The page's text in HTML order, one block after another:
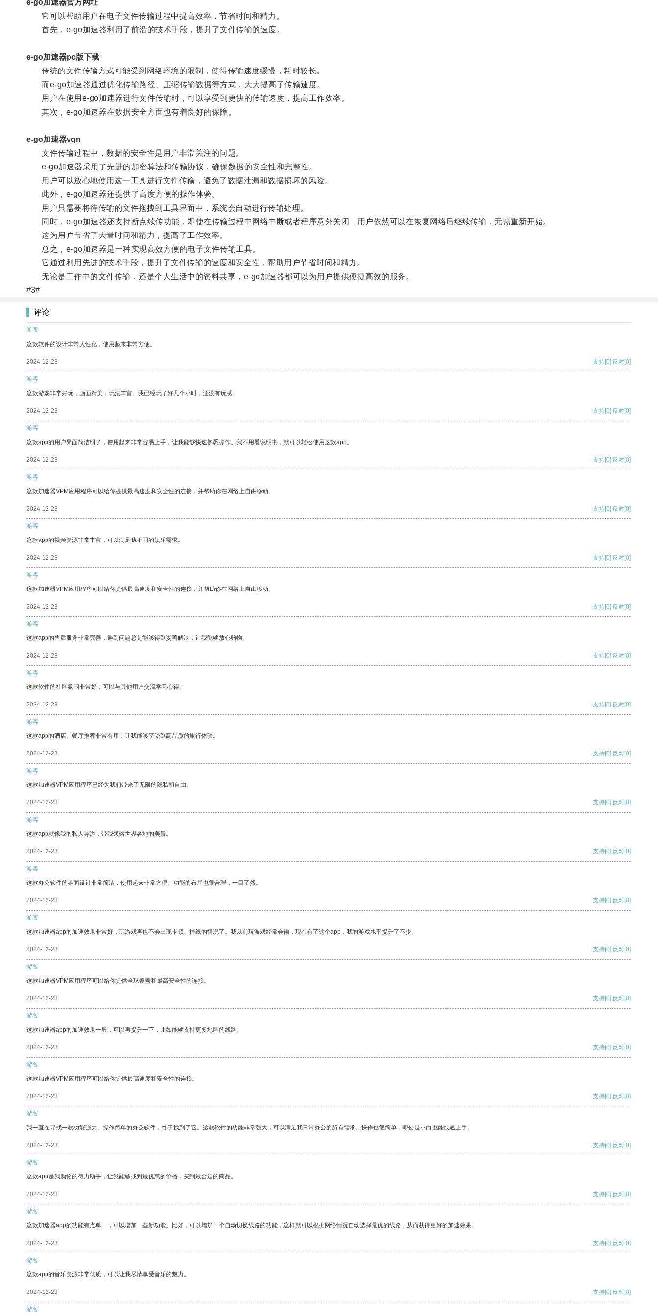
e-go加速器官方网址
它可以帮助用户在电子文件传输过程中提高效率，节省时间和精力。
首先，e-go加速器利用了前沿的技术手段，提升了文件传输的速度。
e-go加速器pc版下载
传统的文件传输方式可能受到网络环境的限制，使得传输速度缓慢，耗时较长。
而e-go加速器通过优化传输路径、压缩传输数据等方式，大大提高了传输速度。
用户在使用e-go加速器进行文件传输时，可以享受到更快的传输速度，提高工作效率。
其次，e-go加速器在数据安全方面也有着良好的保障。
e-go加速器vqn
文件传输过程中，数据的安全性是用户非常关注的问题。
e-go加速器采用了先进的加密算法和传输协议，确保数据的安全性和完整性。
用户可以放心地使用这一工具进行文件传输，避免了数据泄漏和数据损坏的风险。
此外，e-go加速器还提供了高度方便的操作体验。
用户只需要将待传输的文件拖拽到工具界面中，系统会自动进行传输处理。
同时，e-go加速器还支持断点续传功能，即使在传输过程中网络中断或者程序意外关闭，用户依然可以在恢复网络后继续传输，无需重新开始。
这为用户节省了大量时间和精力，提高了工作效率。
总之，e-go加速器是一种实现高效方便的电子文件传输工具。
它通过利用先进的技术手段，提升了文件传输的速度和安全性，帮助用户节省时间和精力。
无论是工作中的文件传输，还是个人生活中的资料共享，e-go加速器都可以为用户提供便捷高效的服务。
#3#
评论
游客
这款软件的设计非常人性化，使用起来非常方便。
2024-12-23 支持[0] 反对[0]
游客
这款游戏非常好玩，画面精美，玩法丰富。我已经玩了好几个小时，还没有玩腻。
2024-12-23 支持[0] 反对[0]
游客
这款app的用户界面简洁明了，使用起来非常容易上手，让我能够快速熟悉操作。我不用看说明书，就可以轻松使用这款app。
2024-12-23 支持[0] 反对[0]
游客
这款加速器VPM应用程序可以给你提供最高速度和安全性的连接，并帮助你在网络上自由移动。
2024-12-23 支持[0] 反对[0]
游客
这款app的视频资源非常丰富，可以满足我不同的娱乐需求。
2024-12-23 支持[0] 反对[0]
游客
这款加速器VPM应用程序可以给你提供最高速度和安全性的连接，并帮助你在网络上自由移动。
2024-12-23 支持[0] 反对[0]
游客
这款app的售后服务非常完善，遇到问题总是能够得到妥善解决，让我能够放心购物。
2024-12-23 支持[0] 反对[0]
游客
这款软件的社区氛围非常好，可以与其他用户交流学习心得。
2024-12-23 支持[0] 反对[0]
游客
这款app的酒店、餐厅推荐非常有用，让我能够享受到高品质的旅行体验。
2024-12-23 支持[0] 反对[0]
游客
这款加速器VPM应用程序已经为我们带来了无限的隐私和自由。
2024-12-23 支持[0] 反对[0]
游客
这款app就像我的私人导游，带我领略世界各地的美景。
2024-12-23 支持[0] 反对[0]
游客
这款办公软件的界面设计非常简洁，使用起来非常方便。功能的布局也很合理，一目了然。
2024-12-23 支持[0] 反对[0]
游客
这款加速器app的加速效果非常好，玩游戏再也不会出现卡顿、掉线的情况了。我以前玩游戏经常会输，现在有了这个app，我的游戏水平提升了不少。
2024-12-23 支持[0] 反对[0]
游客
这款加速器VPM应用程序可以给你提供全球覆盖和最高安全性的连接。
2024-12-23 支持[0] 反对[0]
游客
这款加速器app的加速效果一般，可以再提升一下，比如能够支持更多地区的线路。
2024-12-23 支持[0] 反对[0]
游客
这款加速器VPM应用程序可以给你提供最高速度和安全性的连接。
2024-12-23 支持[0] 反对[0]
游客
我一直在寻找一款功能强大、操作简单的办公软件，终于找到了它。这款软件的功能非常强大，可以满足我日常办公的所有需求。操作也很简单，即使是小白也能快速上手。
2024-12-23 支持[0] 反对[0]
游客
这款app是我购物的得力助手，让我能够找到最优惠的价格，买到最合适的商品。
2024-12-23 支持[0] 反对[0]
游客
这款加速器app的功能有点单一，可以增加一些新功能。比如，可以增加一个自动切换线路的功能，这样就可以根据网络情况自动选择最优的线路，从而获得更好的加速效果。
2024-12-23 支持[0] 反对[0]
游客
这款app的音乐资源非常优质，可以让我尽情享受音乐的魅力。
2024-12-23 支持[0] 反对[0]
游客